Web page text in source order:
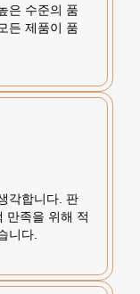
은 수준의 품
든 제품이 품
각합니다. 판
만족을 위해 적
니다.